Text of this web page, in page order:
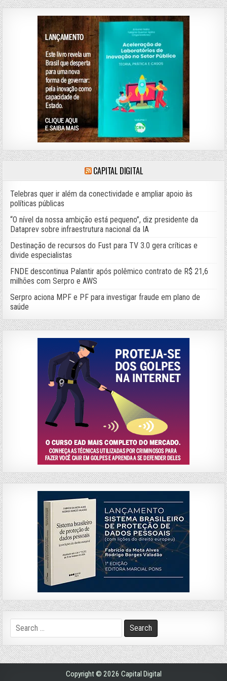
CAPITAL DIGITAL
Telebras quer ir além da conectividade e ampliar apoio às
políticas públicas
“O nível da nossa ambição está pequeno”, diz presidente da
Dataprev sobre infraestrutura nacional da IA
Destinação de recursos do Fust para TV 3.0 gera críticas e
divide especialistas
FNDE descontinua Palantir após polêmico contrato de R$ 21,6
milhões com Serpro e AWS
Serpro aciona MPF e PF para investigar fraude em plano de
saúde
Search
for:
Copyright © 2026 Capital Digital